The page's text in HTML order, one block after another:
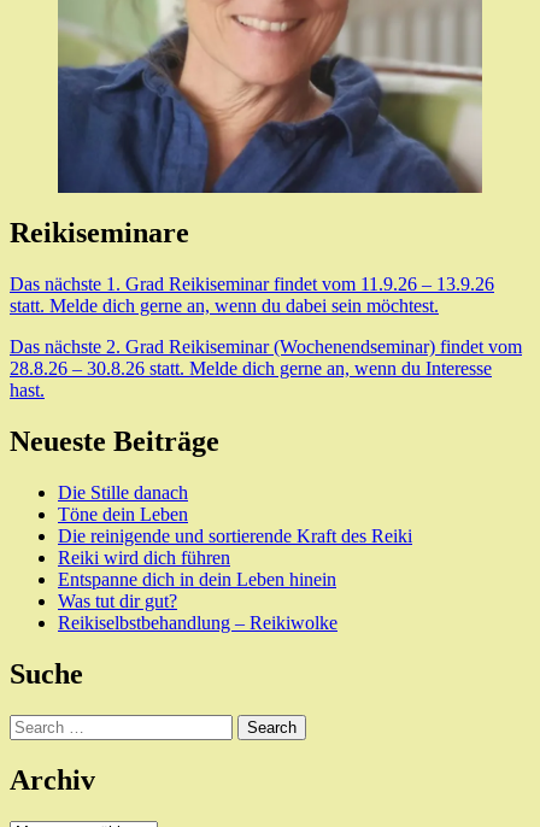
Reikiseminare
Das nächste 1. Grad Reikiseminar findet vom 11.9.26 – 13.9.26
statt. Melde dich gerne an, wenn du dabei sein möchtest.
Das nächste 2. Grad Reikiseminar (Wochenendseminar) findet vom
28.8.26 – 30.8.26 statt. Melde dich gerne an, wenn du Interesse
hast.
Neueste Beiträge
Die Stille danach
Töne dein Leben
Die reinigende und sortierende Kraft des Reiki
Reiki wird dich führen
Entspanne dich in dein Leben hinein
Was tut dir gut?
Reikiselbstbehandlung – Reikiwolke
Suche
Search
Archiv